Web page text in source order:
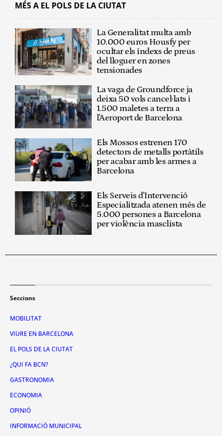
MÉS A EL POLS DE LA CIUTAT
La Generalitat multa amb
10.000 euros Housfy per
ocultar els índexs de preus
del lloguer en zones
tensionades
La vaga de Groundforce ja
deixa 50 vols cancel·lats i
1.500 maletes a terra a
l'Aeroport de Barcelona
Els Mossos estrenen 170
detectors de metalls portàtils
per acabar amb les armes a
Barcelona
Els Serveis d'Intervenció
Especialitzada atenen més de
5.000 persones a Barcelona
per violència masclista
Seccions
MOBILITAT
VIURE EN BARCELONA
EL POLS DE LA CIUTAT
¿QUI FA BCN?
GASTRONOMIA
ECONOMIA
OPINIÓ
INFORMACIÓ MUNICIPAL